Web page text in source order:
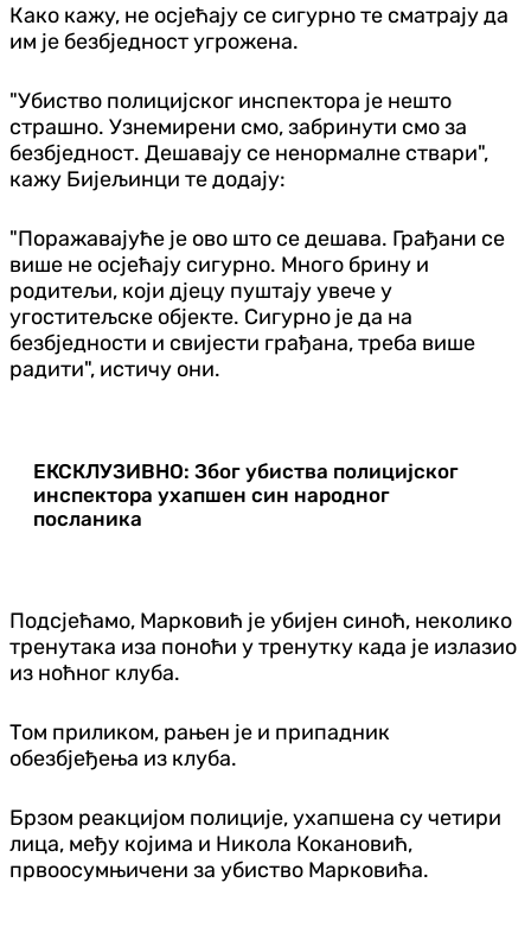
Како кажу, не осјећају се сигурно те сматрају да
им је безбједност угрожена.
"Убиство полицијског инспектора је нешто
страшно. Узнемирени смо, забринути смо за
безбједност. Дешавају се ненормалне ствари",
кажу Бијељинци те додају:
"Поражавајуће је ово што се дешава. Грађани се
више не осјећају сигурно. Много брину и
родитељи, који дјецу пуштају увече у
угоститељске објекте. Сигурно је да на
безбједности и свијести грађана, треба више
радити", истичу они.
ЕКСКЛУЗИВНО: Због убиства полицијског
инспектора ухапшен син народног
посланика
Подсјећамо, Марковић је убијен синоћ, неколико
тренутака иза поноћи у тренутку када је излазио
из ноћног клуба.
Том приликом, рањен је и припадник
обезбјеђења из клуба.
Брзом реакцијом полиције, ухапшена су четири
лица, међу којима и Никола Кокановић,
првоосумњичени за убиство Марковића.